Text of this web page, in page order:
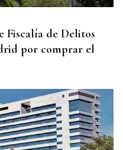
Fiscalía de Delitos
por comprar el